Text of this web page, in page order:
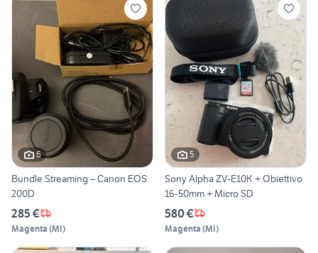
6
Bundle Streaming – Canon EOS
200D
285 €
Magenta (MI)
5
Sony Alpha ZV-E10K + Obiettivo
16-50mm + Micro SD
580 €
Magenta (MI)